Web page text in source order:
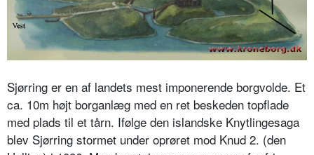
Sjørring er en af landets mest imponerende borgvolde. Et
ca. 10m højt borganlæg med en ret beskeden topflade
med plads til et tårn. Ifølge den islandske Knytlingesaga
blev Sjørring stormet under oprøret mod Knud 2. (den